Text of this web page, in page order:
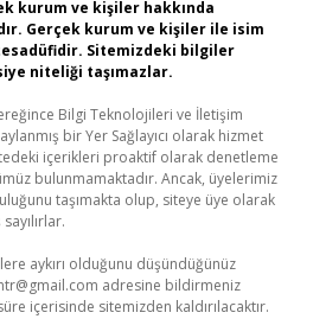
kurum ve kişiler hakkında
Gerçek kurum ve kişiler ile isim
Sitemizdeki bilgiler
niteliği taşımazlar.
Bilgi Teknolojileri ve İletişim
bir Yer Sağlayıcı olarak hizmet
içerikleri proaktif olarak denetleme
bulunmamaktadır. Ancak, üyelerimiz
taşımakta olup, siteye üye olarak
aykırı olduğunu düşündüğünüz
adresine bildirmeniz
içerisinde sitemizden kaldırılacaktır.